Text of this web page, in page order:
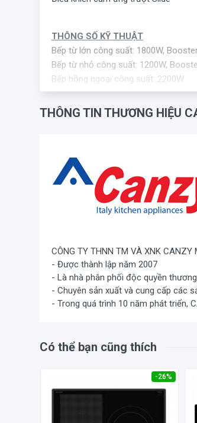
THÔNG SỐ KỸ THUẬT
Bếp từ lớn công suất: 1800W,
Bếp từ nhỏ công suất: 1200W,
Bếp hồng ngoại công suất: 2200W
Điện áp: 220-240V/ 50-60Hz
Kích thước bề mặt: 780x450mm
Kích thước khoét đá: 750x380mm
THÔNG TIN THƯƠNG HIỆU
CÔNG TY THNN TM VÀ XNK CANZY
- Được thành lập năm 2007
- Là nhà phân phối độc quyền
- Chuyên sản xuất và cung cấp các
- Trong quá trình 10 năm phát triển,
Có thể bạn cũng thích
-26%